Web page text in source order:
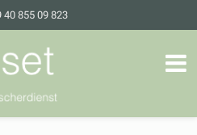
40 855 09 823